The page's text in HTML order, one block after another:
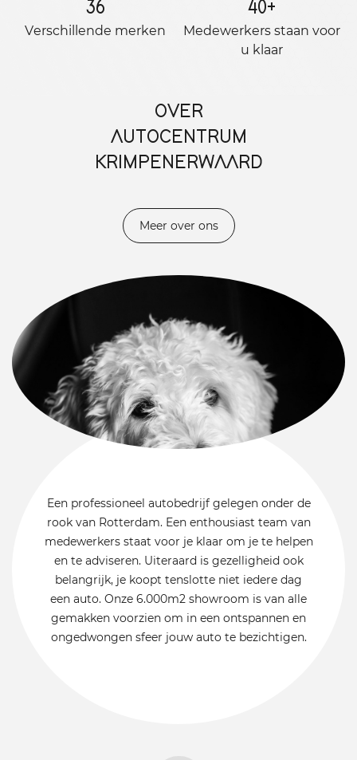
36
Verschillende merken
40+
Medewerkers staan ​​voor
u klaar
OVER
AUTOCENTRUM
KRIMPENERWAARD
Meer over ons
Een professioneel autobedrijf gelegen onder de
rook van Rotterdam. Een enthousiast team van
medewerkers staat voor je klaar om je te helpen
en te adviseren. Uiteraard is gezelligheid ook
belangrijk, je koopt tenslotte niet iedere dag
een auto. Onze 6.000m2 showroom is van alle
gemakken voorzien om in een ontspannen en
ongedwongen sfeer jouw auto te bezichtigen.